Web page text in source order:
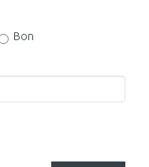
Bon